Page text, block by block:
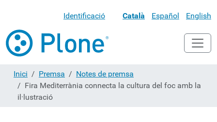
Identificació Català Español English
Inici Premsa
Notes de premsa
Fira Mediterrània connecta la cultura del foc amb la
il·lustració